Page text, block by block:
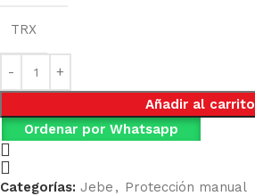
TRX
Añadir al carrito
Ordenar por Whatsapp
Categorías: Jebe , Protección manual